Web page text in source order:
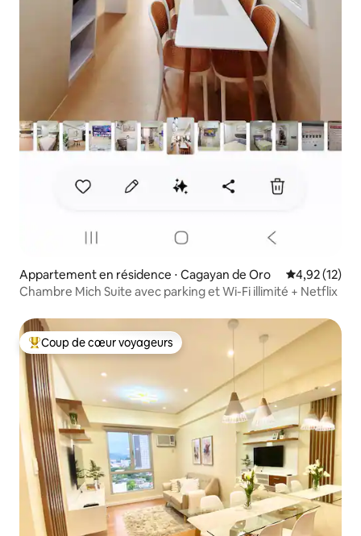
Appartement en résidence ⋅ Cagayan de Oro Évaluation
4,92 (12)
Chambre Mich Suite avec parking et Wi-Fi illimité + Netflix
Coups de cœur voyageurs les plus appréciés
Coup de cœur voyageurs